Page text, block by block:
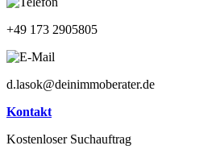
+49 173 2905805
d.lasok@deinimmoberater.de
Kontakt
Kostenloser Suchauftrag